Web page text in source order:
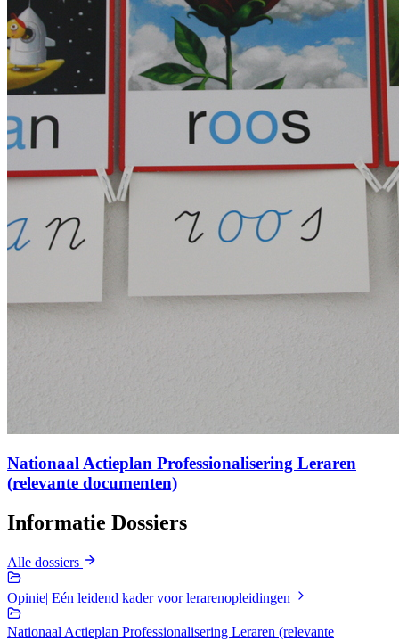
Nationaal Actieplan Professionalisering Leraren
(relevante documenten)
Informatie Dossiers
Alle dossiers
Opinie| Eén leidend kader voor lerarenopleidingen
Nationaal Actieplan Professionalisering Leraren (relevante